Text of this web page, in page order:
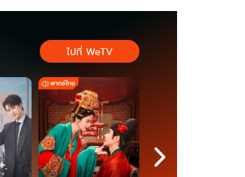
ไปที่ WeTV